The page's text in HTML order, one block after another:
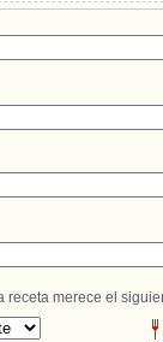
receta merece el